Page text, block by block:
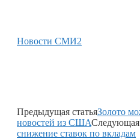
Новости СМИ2
Предыдущая статьяЗолото
новостей из СШАСледующая
снижение ставок по вкладам